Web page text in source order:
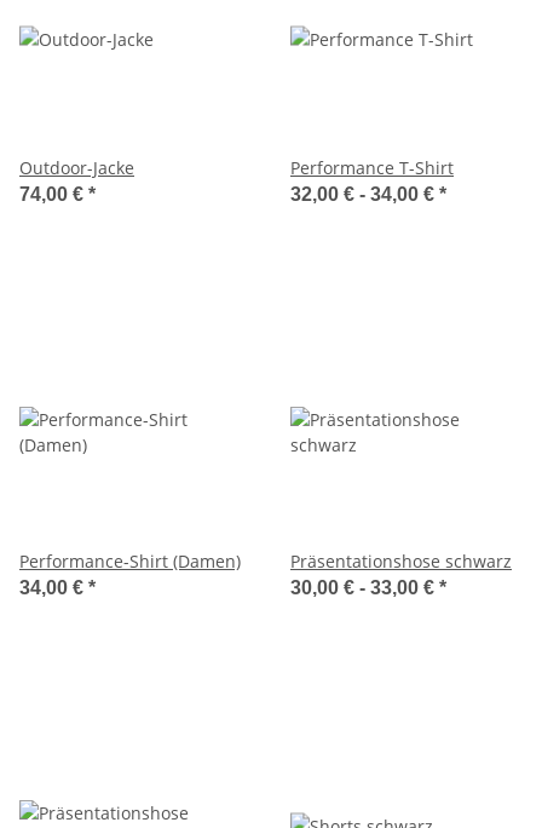
Outdoor-Jacke
74,00 € *
Performance T-Shirt
32,00 € - 34,00 € *
Performance-Shirt (Damen)
34,00 € *
Präsentationshose schwarz
30,00 € - 33,00 € *